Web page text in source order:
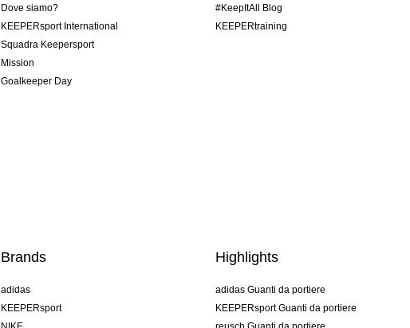
Dove siamo?
KEEPERsport International
Squadra Keepersport
Mission
Goalkeeper Day
#KeepItAll Blog
KEEPERtraining
Brands
adidas
KEEPERsport
Highlights
adidas Guanti da portiere
KEEPERsport Guanti da portiere